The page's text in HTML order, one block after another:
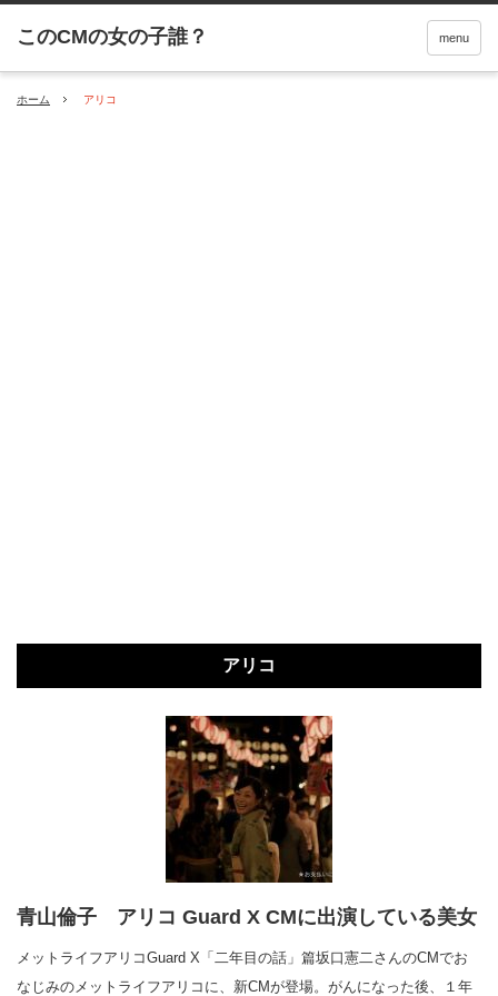
menu
ホーム アリコ
アリコ
青山倫子 アリコ Guard X CMに出演している美女
メットライフアリコGuard X「二年目の話」篇坂口憲二さんのCMでお
なじみのメットライフアリコに、新CMが登場。がんになった後、１年